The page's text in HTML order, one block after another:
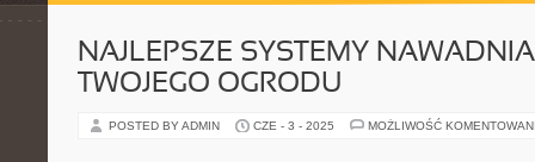
NAJLEPSZE SYSTEMY
TWOJEGO OGRODU
POSTED BY ADMIN CZE - 3 - 2025 MOŻLIWOŚĆ